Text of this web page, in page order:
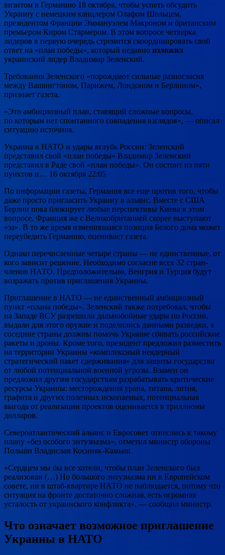
визитом в Германию 18 октября, чтобы успеть обсудить
Украину с немецким канцлером Олафом Шольцем,
президентом Франции Эммануэлем Макроном и британским
премьером Киром Стармером. В этом вопросе четверка
лидеров в первую очередь стремится скоординировать свой
ответ на «план победы», который недавно изложил
украинский лидер Владимир Зеленский.
Требования Зеленского «порождают сильные разногласия
между Вашингтоном, Парижем, Лондоном и Берлином»,
признает газета.
«Это амбициозный план, ставящий сложные вопросы,
по которым нет спонтанного совпадения взглядов», — описал
ситуацию источник.
Украина в НАТО и удары вглубь России: Зеленский
представил свой «план победы» Владимир Зеленский
представил в Раде свой «план победы». Он состоит из пяти
пунктов и… 16 октября 22:05
По информации газеты, Германия все еще против того, чтобы
даже просто пригласить Украину в альянс. Вместе с США
Берлин пока блокирует любые перспективы Киева в этом
вопросе. Франция же с Великобританией скорее выступают
«за». В то же время изменившаяся позиция Белого дома может
переубедить Германию, оценивает газета.
Однако перечисленные четыре страны — не единственные, от
кого зависит решение. Необходимо согласие всех 32 стран-
членов НАТО. Предположительно, Венгрия и Турция будут
возражать против приглашения Украины.
Приглашение в НАТО — не единственный амбициозный
пункт «плана победы». Зеленский также потребовал, чтобы
на Западе ВСУ разрешили дальнобойные удары по России,
выдали для этого оружие и поделились данными разведки, а
соседние страны должны помочь Украине сбивать российские
ракеты и дроны. Кроме того, президент предложил разместить
на территории Украины «комплексный неядерный
стратегический пакет сдерживания» для защиты государства
от любой потенциальной военной угрозы. Взамен он
предложил другим государствам разрабатывать критические
ресурсы Украины: месторождения урана, титана, лития,
графита и других полезных ископаемых, потенциальная
выгода от реализации проектов оценивается в триллионы
долларов.
Североатлантический альянс и Евросовет отнеслись к такому
плану «без особого энтузиазма», отметил министр обороны
Польши Владислав Косиняк-Камыш.
«Сердцем мы бы все хотели, чтобы план Зеленского был
реализован (…) Но большого энтузиазма ни в Европейском
совете, ни в штаб-квартире НАТО не наблюдается, потому что
ситуация на фронте достаточно сложная, есть огромная
усталость от украинского конфликта», — сообщил министр.
Что означает возможное приглашение
Украины в НАТО